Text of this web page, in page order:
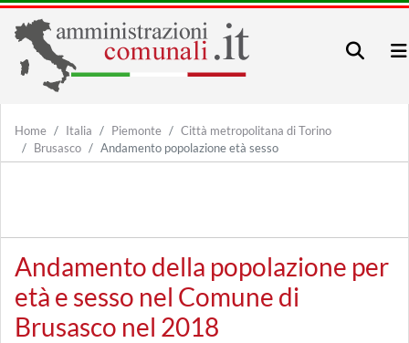
Home Italia Piemonte
Città metropolitana di Torino
Brusasco
Andamento popolazione età sesso
Andamento della popolazione per
età e sesso nel Comune di
Brusasco nel 2018